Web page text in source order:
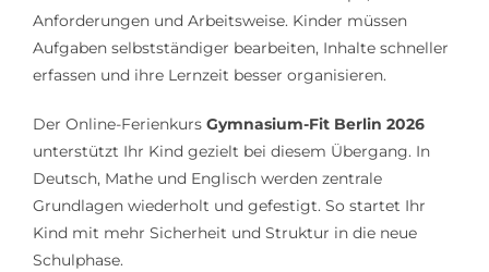
Anforderungen und Arbeitsweise. Kinder müssen
Aufgaben selbstständiger bearbeiten, Inhalte schneller
erfassen und ihre Lernzeit besser organisieren.
Der Online-Ferienkurs Gymnasium-Fit Berlin 2026
unterstützt Ihr Kind gezielt bei diesem Übergang. In
Deutsch, Mathe und Englisch werden zentrale
Grundlagen wiederholt und gefestigt. So startet Ihr
Kind mit mehr Sicherheit und Struktur in die neue
Schulphase.